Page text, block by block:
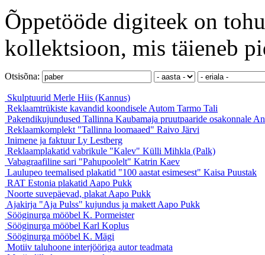
Õppetööde digiteek on
kollektsioon, mis täieneb
Otsisõna:
Skulptuurid Merle Hiis (Kannus)
Reklaamtrükiste kavandid koondisele Autom Tarmo Tali
Pakendikujundused Tallinna Kaubamaja pruutpaaride osakonnale
Reklaamkomplekt "Tallinna loomaaed" Raivo Järvi
Inimene ja faktuurLy Lestberg
Reklaamplakatid vabrikule "Kalev" Külli Mihkla (Palk)
Vabagraafiline sari "Pahupoolelt" Katrin Kaev
Laulupeo teemalised plakatid "100 aastat esimesest" Kaisa Puustak
RAT Estonia plakatid Aapo Pukk
Noorte suvepäevad, plakat Aapo Pukk
Ajakirja "Aja Pulss" kujundus ja makett Aapo Pukk
Sööginurga mööbel K. Pormeister
Sööginurga mööbel Karl Koplus
Sööginurga mööbel K. Mägi
Motiiv taluhoone interjööriga autor teadmata